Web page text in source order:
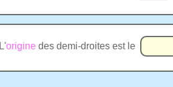
L'origine des demi-droites est le